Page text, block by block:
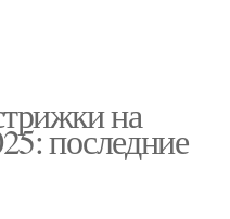
на
последние